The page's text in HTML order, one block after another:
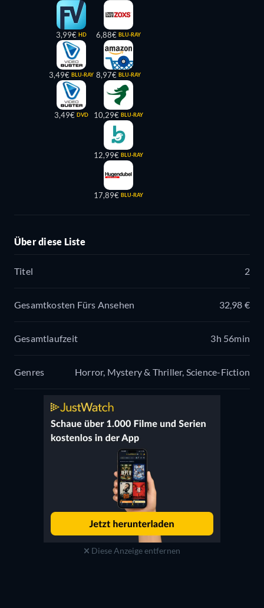
3,99€ HD
3,49€ BLU-RAY
3,49€ DVD
6,88€ BLU-RAY
8,97€ BLU-RAY
10,29€ BLU-RAY
12,99€ BLU-RAY
17,89€ BLU-RAY
Über diese Liste
Titel 2
Gesamtkosten Fürs Ansehen 32,98 €
Gesamtlaufzeit 3h 56min
Genres Horror, Mystery & Thriller, Science-Fiction
Diese Anzeige entfernen